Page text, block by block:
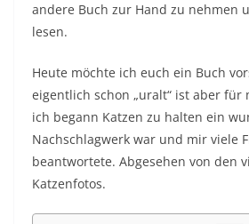
andere Buch zur Hand zu nehmen
lesen.
Heute möchte ich euch ein Buch
eigentlich schon „uralt“ ist aber für
ich begann Katzen zu halten ein
Nachschlagwerk war und mir viele
beantwortete. Abgesehen von den
Katzenfotos.